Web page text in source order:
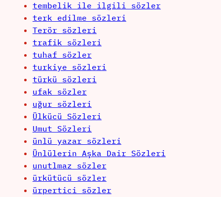
tembelik ile ilgili sözler
terk edilme sözleri
Terör sözleri
trafik sözleri
tuhaf sözler
turkiye sözleri
türkü sözleri
ufak sözler
uğur sözleri
Ülkücü Sözleri
Umut Sözleri
ünlü yazar sözleri
Ünlülerin Aşka Dair Sözleri
unutlmaz sözler
ürkütücü sözler
ürpertici sözler